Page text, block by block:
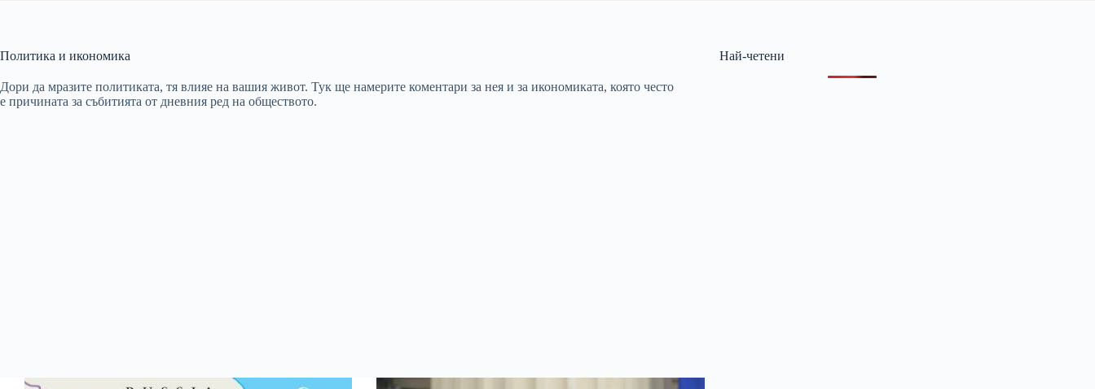
Политика и икономика
Дори да мразите политиката, тя влияе на вашия живот. Тук ще намерите коментари за нея и за икономиката, която често
е причината за събитията от дневния ред на обществото.
Най-четени